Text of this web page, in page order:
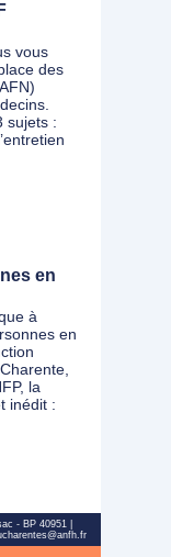
vous
des
sujets :
en
à
en
la
inédit :
- BP 40951 |